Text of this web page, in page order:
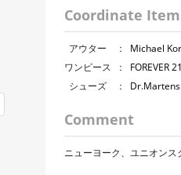
Coordinate Item
アウター ：
Michael
ワンピース
：
FOREVER
シューズ
：
Comment
ニューヨーク、ユニオンス